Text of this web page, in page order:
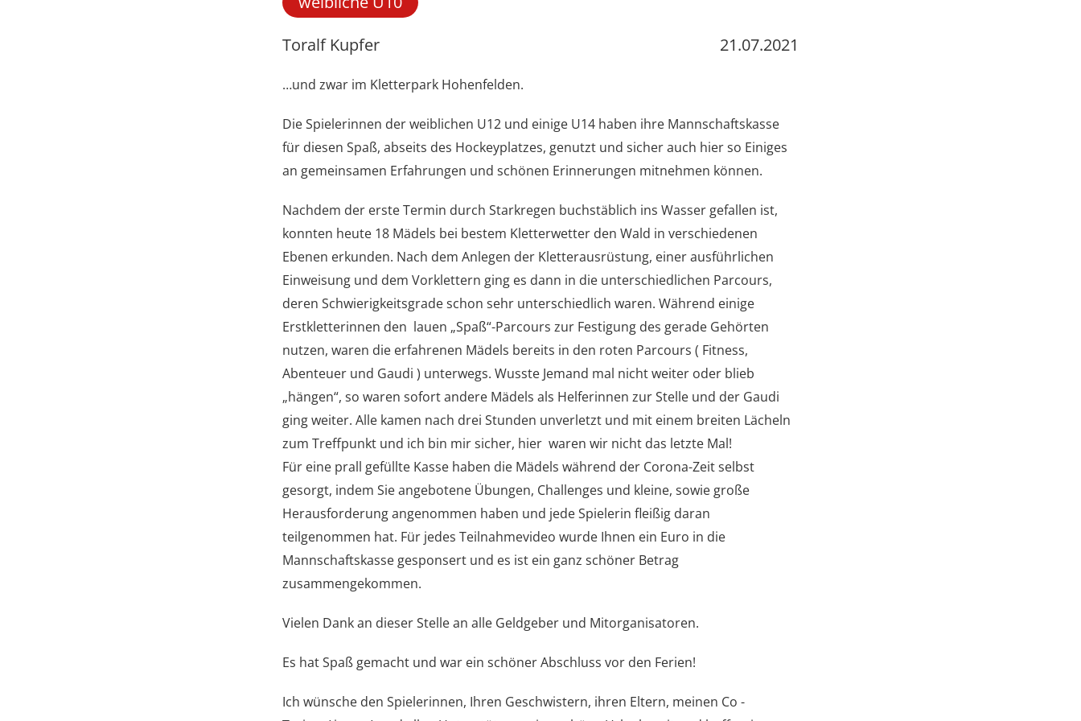
Toralf Kupfer
21.07.2021
…und zwar im Kletterpark Hohenfelden.
Die Spielerinnen der weiblichen U12 und einige U14 haben ihre Mannschaftskasse
für diesen Spaß, abseits des Hockeyplatzes, genutzt und sicher auch hier so Einiges
an gemeinsamen Erfahrungen und schönen Erinnerungen mitnehmen können.
Nachdem der erste Termin durch Starkregen buchstäblich ins Wasser gefallen ist,
konnten heute 18 Mädels bei bestem Kletterwetter den Wald in verschiedenen
Ebenen erkunden. Nach dem Anlegen der Kletterausrüstung, einer ausführlichen
Einweisung und dem Vorklettern ging es dann in die unterschiedlichen Parcours,
deren Schwierigkeitsgrade schon sehr unterschiedlich waren. Während einige
Erstkletterinnen den lauen „Spaß“-Parcours zur Festigung des gerade Gehörten
nutzen, waren die erfahrenen Mädels bereits in den roten Parcours ( Fitness,
Abenteuer und Gaudi ) unterwegs. Wusste Jemand mal nicht weiter oder blieb
„hängen“, so waren sofort andere Mädels als Helferinnen zur Stelle und der Gaudi
ging weiter. Alle kamen nach drei Stunden unverletzt und mit einem breiten Lächeln
zum Treffpunkt und ich bin mir sicher, hier waren wir nicht das letzte Mal!
Für eine prall gefüllte Kasse haben die Mädels während der Corona-Zeit selbst
gesorgt, indem Sie angebotene Übungen, Challenges und kleine, sowie große
Herausforderung angenommen haben und jede Spielerin fleißig daran
teilgenommen hat. Für jedes Teilnahmevideo wurde Ihnen ein Euro in die
Mannschaftskasse gesponsert und es ist ein ganz schöner Betrag
zusammengekommen.
Vielen Dank an dieser Stelle an alle Geldgeber und Mitorganisatoren.
Es hat Spaß gemacht und war ein schöner Abschluss vor den Ferien!
Ich wünsche den Spielerinnen, Ihren Geschwistern, ihren Eltern, meinen Co -